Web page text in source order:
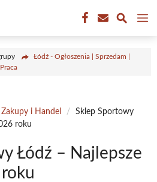
Łódź - Ogłoszenia | Sprzedam |
Zakupy i Handel /
Sklep Sportowy
roku
Łódź – Najlepsze